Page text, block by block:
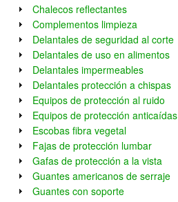
Chalecos reflectantes
Complementos limpieza
Delantales de seguridad al corte
Delantales de uso en alimentos
Delantales impermeables
Delantales protección a chispas
Equipos de protección al ruido
Equipos de protección anticaídas
Escobas fibra vegetal
Fajas de protección lumbar
Gafas de protección a la vista
Guantes americanos de serraje
Guantes con soporte